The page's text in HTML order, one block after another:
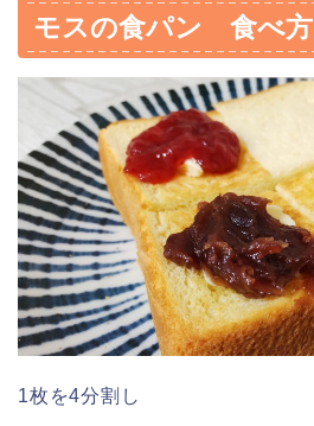
モスの食パン 食べ方
1枚を4分割し